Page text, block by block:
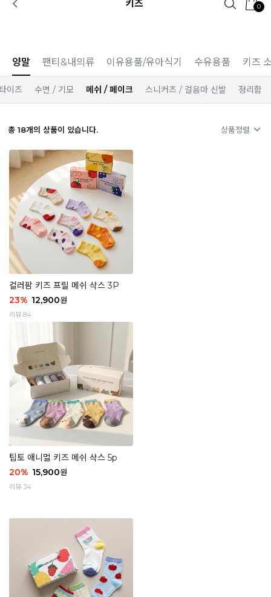
카카오 플친 추가하면1천원 즉시 할인 쿠폰
키즈 0
양말 팬티&내의류 이유용품/유아식기 수유용품 키즈
이즈 수면 / 기모 메쉬 / 페이크 스니커즈 / 걸음마 신발 정리함
총 18개의 상품이 있습니다. 상품정렬
컬러팜 키즈 프릴 메쉬 삭스 3P
23% 12,900원
리뷰 84
팁토 애니멀 키즈 메쉬 삭스 5p
20% 15,900원
리뷰 34